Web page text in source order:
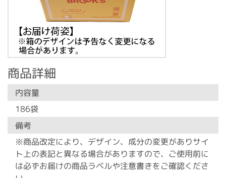
商品詳細
内容量
186袋
備考
※商品改定により、デザイン、成分の変更がありサイ
ト上の表記と異なる場合がありますので、ご使用前に
は必ずお届けの商品ラベルや注意書きをご確認くださ